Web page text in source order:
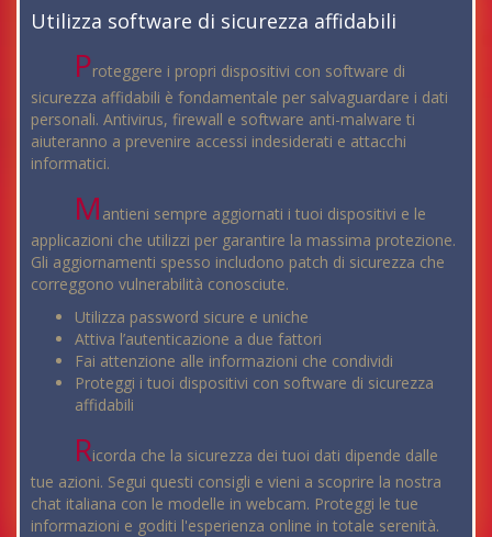
Utilizza software di sicurezza affidabili
Proteggere i propri dispositivi con software di
sicurezza affidabili è fondamentale per salvaguardare i dati
personali. Antivirus, firewall e software anti-malware ti
aiuteranno a prevenire accessi indesiderati e attacchi
informatici.
M antieni sempre aggiornati i tuoi dispositivi e le
applicazioni che utilizzi per garantire la massima protezione.
Gli aggiornamenti spesso includono patch di sicurezza che
correggono vulnerabilità conosciute.
Utilizza password sicure e uniche
Attiva l’autenticazione a due fattori
Fai attenzione alle informazioni che condividi
Proteggi i tuoi dispositivi con software di sicurezza
affidabili
Ricorda che la sicurezza dei tuoi dati dipende dalle
tue azioni. Segui questi consigli e vieni a scoprire la nostra
chat italiana con le modelle in webcam. Proteggi le tue
informazioni e goditi l'esperienza online in totale serenità.